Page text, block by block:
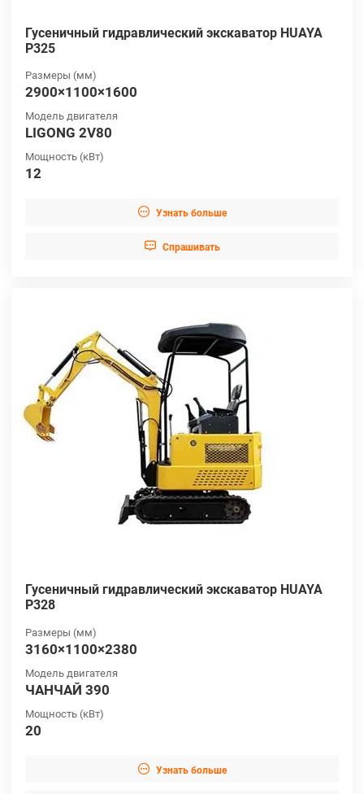
Гусеничный гидравлический экскаватор HUAYA
P325
Размеры (мм)
2900×1100×1600
Модель двигателя
LIGONG 2V80
Мощность (кВт)
12
 Узнать больше
 Cпрашивать
Гусеничный гидравлический экскаватор HUAYA
P328
Размеры (мм)
3160×1100×2380
Модель двигателя
ЧАНЧАЙ 390
Мощность (кВт)
20
 Узнать больше